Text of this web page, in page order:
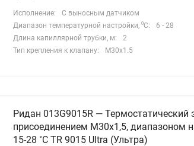
Исполнение:
С выносным датчиком
Диапазон температурной настройки, ⁰С:
6 - 28
Длина капиллярной трубки, м:
2
Тип крепления к клапану:
M30x1.5
Ридан 013G9015R — Термостатический
присоединением М30х1,5, диапазоном
15-28 ˚С TR 9015 Ultra (Ультра)